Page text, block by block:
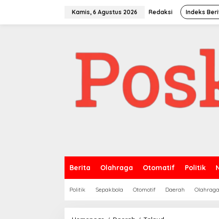
Kamis, 6 Agustus 2026 Redaksi Indeks
Berita Olahraga Otomatif Politik
Politik Sepakbola Otomotif Daerah Olahraga